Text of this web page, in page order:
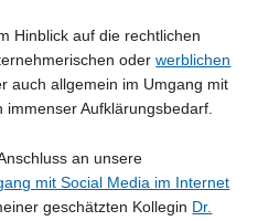
Hinblick auf die rechtlichen
oderwerblichen
auch allgemein im Umgang mit
Aufklärungsbedarf.
an unsere
mit Social Media im Internet
geschätzten Kollegin Dr.